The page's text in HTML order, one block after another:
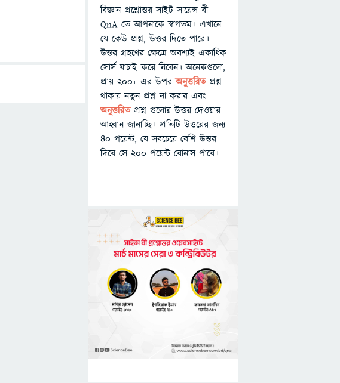
বিজ্ঞান প্রশ্নোত্তর সাইট সায়েন্স বী
QnA তে আপনাকে স্বাগতম। এখানে
যে কেউ প্রশ্ন, উত্তর দিতে পারে।
উত্তর গ্রহণের ক্ষেত্রে অবশ্যই একাধিক
সোর্স যাচাই করে নিবেন। অনেকগুলো,
প্রায় ২০০+ এর উপরঅনুত্তরিতপ্রশ্ন
থাকায় নতুন প্রশ্ন না করার এবং
অনুত্তরিত প্রশ্ন গুলোর উত্তর দেওয়ার
আহ্বান জানাচ্ছি। প্রতিটি উত্তরের জন্য
৪০ পয়েন্ট, যে সবচেয়ে বেশি উত্তর
দিবে সে ২০০ পয়েন্ট বোনাস পাবে।